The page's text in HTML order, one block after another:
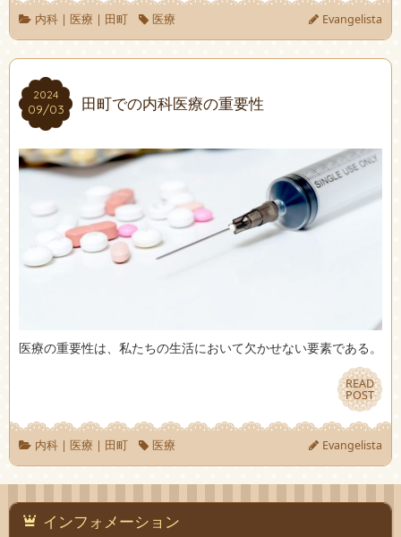
内科| 医療 | 田町 医療 Evangelista
2024
09/03
2024
09/03 田町での内科医療の重要性
医療の重要性は、私たちの生活において欠かせない要素である。
READ
POST
READ
POST
内科| 医療 | 田町 医療 Evangelista
インフォメーション